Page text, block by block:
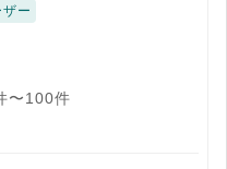
ー
〜100件